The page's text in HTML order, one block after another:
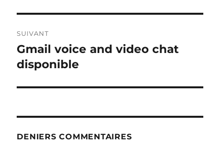
SUIVANT
Publication
suivante :
Gmail voice and video chat
disponible
DENIERS COMMENTAIRES